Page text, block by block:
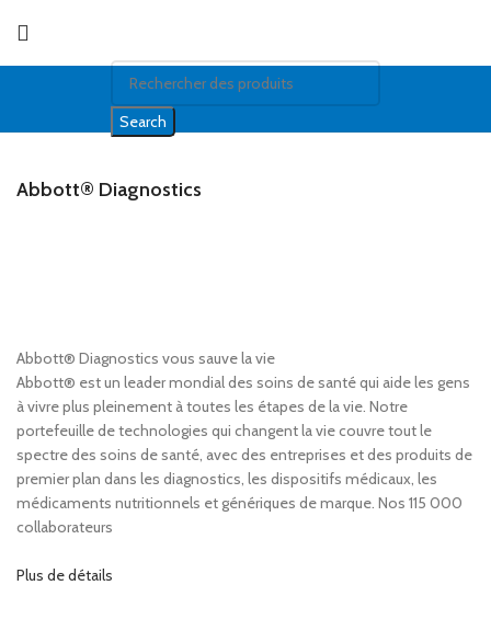
Search
Abbott® Diagnostics
Abbott® Diagnostics vous sauve la vie
Abbott® est un leader mondial des soins de santé qui aide les gens
à vivre plus pleinement à toutes les étapes de la vie. Notre
portefeuille de technologies qui changent la vie couvre tout le
spectre des soins de santé, avec des entreprises et des produits de
premier plan dans les diagnostics, les dispositifs médicaux, les
médicaments nutritionnels et génériques de marque. Nos 115 000
collaborateurs
Plus de détails